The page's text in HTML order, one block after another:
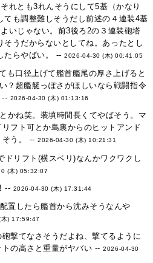
れとも3れんそうにして5基（かなり
ても調整難しそうだし前述の４連装4基
いじゃない。前3後ろ2の３連装砲塔
そうだからないとしてね。あったとし
たらやばい。 --2026-04-30 (木) 00:41:05
も口径上げて艦首艦尾の厚さ上げると
？超艦艇っぽさがほしいなら戦闘指令
-- 2026-04-30 (木) 01:13:16
かね笑。装填時間長くてやばそう。マ
フト可とか島裏からのヒットアンド
そう。 --2026-04-30 (木) 10:21:31
ドリフト(横スベリ)なんかワクワクし
(木) 05:32:07
-- 2026-04-30 (木) 17:31:44
置したら艦首から沈みそうなんや
) 17:59:47
撃てなさそうだよね、撃てるように
トの高さと重量がヤバい --2026-04-30